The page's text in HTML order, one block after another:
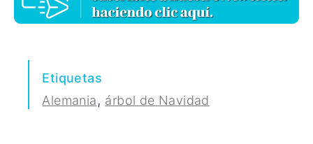
Etiquetas
Alemania, árbol de Navidad